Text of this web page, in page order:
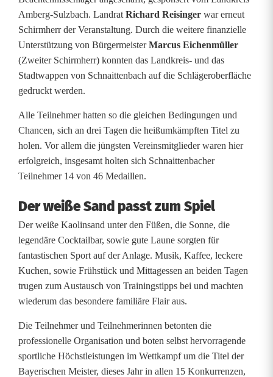
t
e
r
s
c
h
a
f
t
i
n
S
c
n
a
Amberg-Sulzbach. Landrat Richard Reisinger war erneut
Schirmherr der Veranstaltung. Durch die weitere finanzielle
Unterstützung von BürgermeisterMarcus Eichenmüller
(Zweiter Schirmherr) konnten das Landkreis- und das
Stadtwappen von Schnaittenbach auf die Schlägeroberfläche
gedruckt werden.
Alle Teilnehmer hatten so die gleichen Bedingungen und
Chancen, sich an drei Tagen die heißumkämpften Titel zu
holen. Vor allem die jüngsten Vereinsmitglieder waren hier
erfolgreich, insgesamt holten sich Schnaittenbacher
Teilnehmer 14 von 46 Medaillen.
Der weiße Sand passt zum Spiel
Der weiße Kaolinsand unter den Füßen, die Sonne, die
legendäre Cocktailbar, sowie gute Laune sorgten für
fantastischen Sport auf der Anlage. Musik, Kaffee, leckere
Kuchen, sowie Frühstück und Mittagessen an beiden Tagen
trugen zum Austausch von Trainingstipps bei und machten
wiederum das besondere familiäre Flair aus.
Die Teilnehmer und Teilnehmerinnen betonten die
professionelle Organisation und boten selbst hervorragende
sportliche Höchstleistungen im Wettkampf um die Titel der
Bayerischen Meister, dieses Jahr in allen 15 Konkurrenzen,